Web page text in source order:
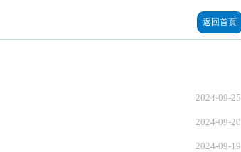
返回首頁
2024-09-25
2024-09-20
2024-09-19